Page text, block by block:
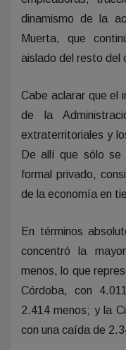
dinamismo de la
Muerta, que
aislado del resto del
Cabe aclarar que el
de la
extraterritoriales y
De allí que sólo se
formal privado,
de la economía en
En términos
concentró la
menos, lo que
Córdoba, con
2.414 menos; y la
con una caída de